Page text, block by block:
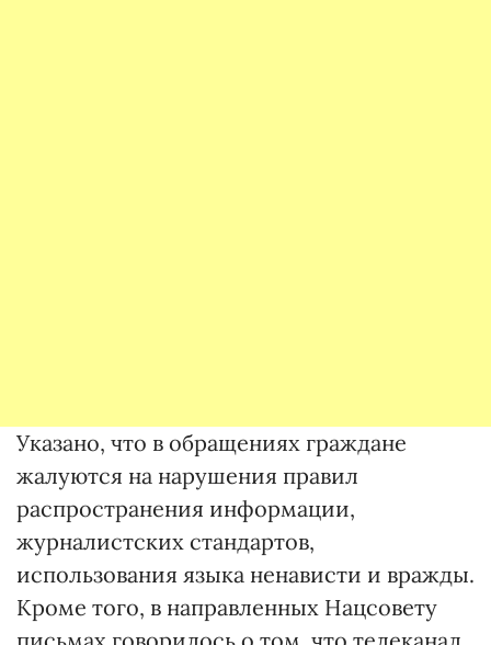
Указано, что в обращениях граждане
жалуются на нарушения правил
распространения информации,
журналистских стандартов,
использования языка ненависти и вражды.
Кроме того, в направленных Нацсовету